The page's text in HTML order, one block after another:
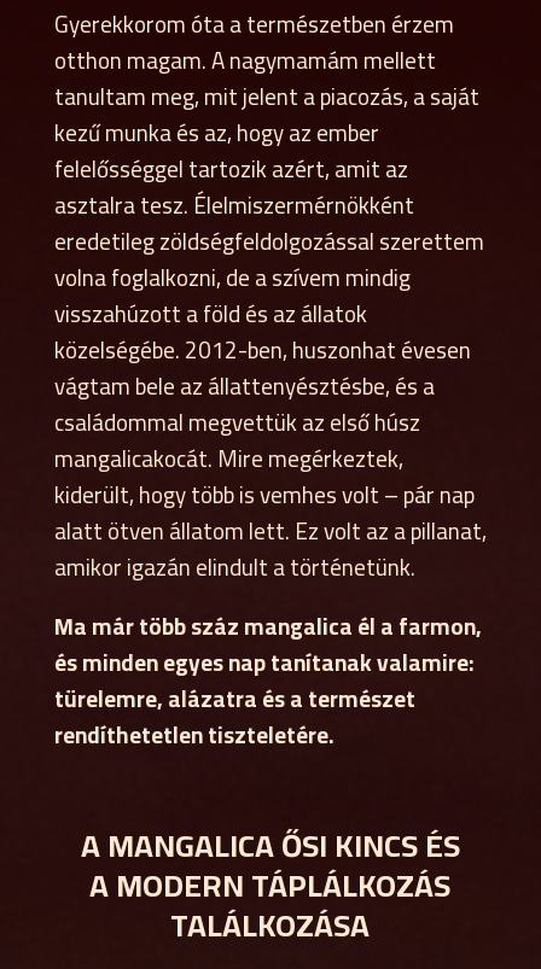
Gyerekkorom óta a természetben érzem
otthon magam. A nagymamám mellett
tanultam meg, mit jelent a piacozás, a saját
kezű munka és az, hogy az ember
felelősséggel tartozik azért, amit az
asztalra tesz. Élelmiszermérnökként
eredetileg zöldségfeldolgozással szerettem
volna foglalkozni, de a szívem mindig
visszahúzott a föld és az állatok
közelségébe. 2012-ben, huszonhat évesen
vágtam bele az állattenyésztésbe, és a
családommal megvettük az első húsz
mangalicakocát. Mire megérkeztek,
kiderült, hogy több is vemhes volt – pár nap
alatt ötven állatom lett. Ez volt az a pillanat,
amikor igazán elindult a történetünk.
Ma már több száz mangalica él a farmon,
és minden egyes nap tanítanak valamire:
türelemre, alázatra és a természet
rendíthetetlen tiszteletére.
A MANGALICA ŐSI KINCS ÉS
A MODERN TÁPLÁLKOZÁS
TALÁLKOZÁSA